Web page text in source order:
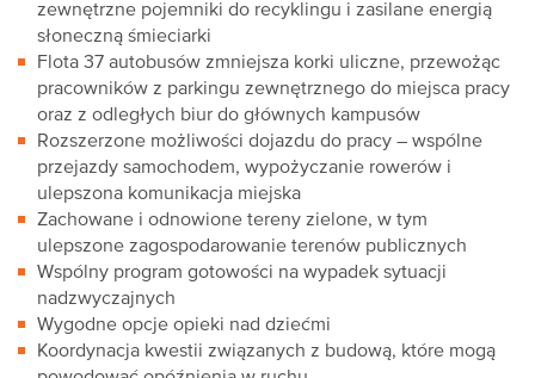
zewnętrzne pojemniki do recyklingu i zasilane energią
słoneczną śmieciarki
Flota 37 autobusów zmniejsza korki uliczne, przewożąc
pracowników z parkingu zewnętrznego do miejsca pracy
oraz z odległych biur do głównych kampusów
Rozszerzone możliwości dojazdu do pracy – wspólne
przejazdy samochodem, wypożyczanie rowerów i
ulepszona komunikacja miejska
Zachowane i odnowione tereny zielone, w tym
ulepszone zagospodarowanie terenów publicznych
Wspólny program gotowości na wypadek sytuacji
nadzwyczajnych
Wygodne opcje opieki nad dziećmi
Koordynacja kwestii związanych z budową, które mogą